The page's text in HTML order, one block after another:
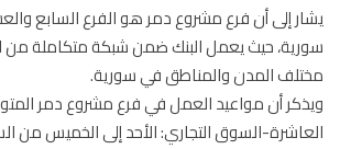
إلى أن فرع مشروع دمر هو الفرع السابع
حيث يعمل البنك ضمن شبكة متكاملة من
المدن والمناطق في سورية.
أن مواعيد العمل في فرع مشروع دمر المتواجد